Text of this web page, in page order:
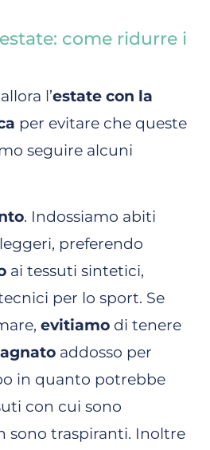
come ridurre i
l’estate con la
per evitare che queste
seguire alcuni
. Indossiamo abiti
preferendo
ai tessuti sintetici,
per lo sport. Se
evitiamo di tenere
addosso per
in quanto potrebbe
con cui sono
sono traspiranti. Inoltre